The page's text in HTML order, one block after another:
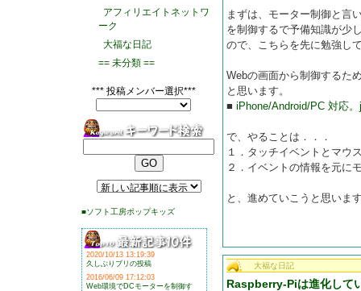
アフィリエイトネットワ
ーク
大福な日記
== 未分類 ==
*** 投稿メンバー選択***
■ソフト工房ポップキッズ
2020/10/13 13:19:39
久しぶりブリの投稿
2016/06/09 17:12:03
Web環境でDCモーターを制御す
まずは、モーター制御と言
を制御するで予備知識が少
ので、こちらを先に勉強し
Webの画面から制御するた
と思います。
■ iPhone/Android/PC 対応
で、やることは．．．
１．タッチイベントとマウ
２．イベントの情報を元に
と、進めていこうと思いま
大福な日記
Raspberry-Piは進化して